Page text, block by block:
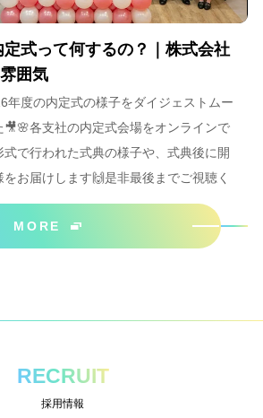
定式って何するの？｜株式会社
囲気
年度の内定式の様子をダイジェストムー
🎥🌸各支社の内定式会場をオンラインで
で行われた式典の様子や、式典後に開
お届けします🙌是非最後までご視聴く
MORE
RECRUIT
採用情報